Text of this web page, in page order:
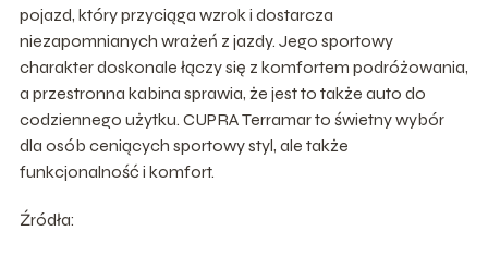
pojazd, który przyciąga wzrok i dostarcza
niezapomnianych wrażeń z jazdy. Jego sportowy
charakter doskonale łączy się z komfortem podróżowania,
a przestronna kabina sprawia, że jest to także auto do
codziennego użytku. CUPRA Terramar to świetny wybór
dla osób ceniących sportowy styl, ale także
funkcjonalność i komfort.
Źródła: